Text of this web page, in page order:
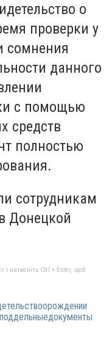
о
проверки у
сомнения
данного
с помощью
средств
полностью
сотрудникам
Донецкой
і натисніть Ctrl + Enter, щоб